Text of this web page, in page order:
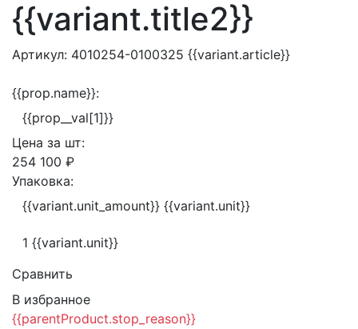
{{variant.title2}}
Артикул: 4010254-0100325 {{variant.article}}
{{prop.name}}:
{{prop__val[1]}}
Цена за шт:
254 100 ₽
Упаковка:
{{variant.unit_amount}} {{variant.unit}}
1 {{variant.unit}}
Сравнить
В избранное
{{parentProduct.stop_reason}}